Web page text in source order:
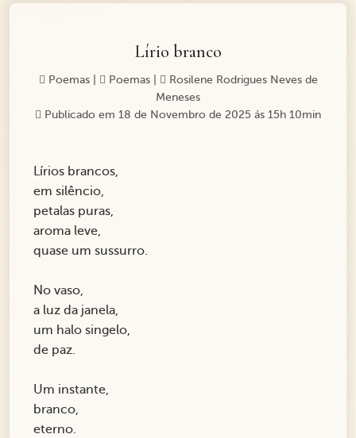
Lírio branco
Poemas| Poemas|
Rosilene Rodrigues Neves de
Meneses
Publicado em 18 de Novembro de 2025 ás 15h 10min
Lírios brancos,
em silêncio,
petalas puras,
aroma leve,
quase um sussurro.
No vaso,
a luz da janela,
um halo singelo,
de paz.
Um instante,
branco,
eterno.